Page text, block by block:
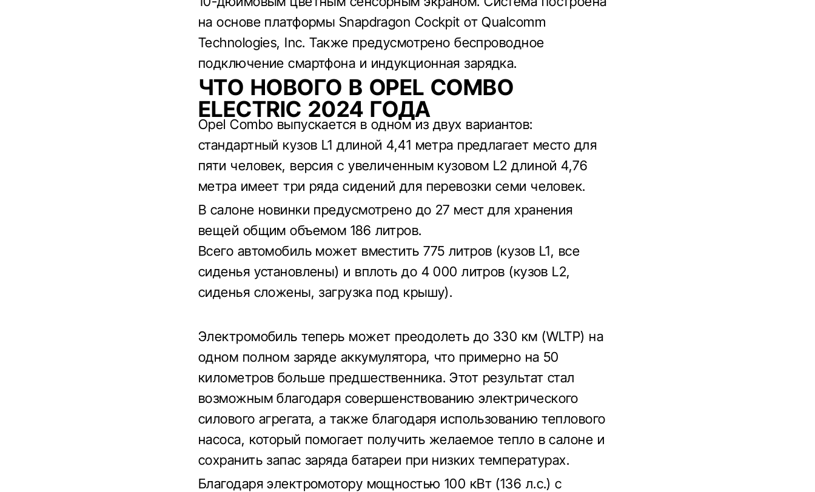
на основе платформы Snapdragon Cockpit от Qualcomm
Technologies, Inc. Также предусмотрено беспроводное
подключение смартфона и индукционная зарядка.
ЧТО НОВОГО В OPEL COMBO
ELECTRIC 2024 ГОДА
Opel Combo выпускается в одном из двух вариантов:
стандартный кузов L1 длиной 4,41 метра предлагает место для
пяти человек, версия с увеличенным кузовом L2 длиной 4,76
метра имеет три ряда сидений для перевозки семи человек.
В салоне новинки предусмотрено до 27 мест для хранения
вещей общим объемом 186 литров.
Всего автомобиль может вместить 775 литров (кузов L1, все
сиденья установлены) и вплоть до 4 000 литров (кузов L2,
сиденья сложены, загрузка под крышу).
Электромобиль теперь может преодолеть до 330 км (WLTP) на
одном полном заряде аккумулятора, что примерно на 50
километров больше предшественника. Этот результат стал
возможным благодаря совершенствованию электрического
силового агрегата, а также благодаря использованию теплового
насоса, который помогает получить желаемое тепло в салоне и
сохранить запас заряда батареи при низких температурах.
Благодаря электромотору мощностью 100 кВт (136 л.с.) с